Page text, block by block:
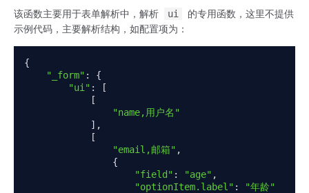
该函数主要用于表单解析中，解析 ui
的专用函数，这里不提供
示例代码，主要解析结构，如配置项为：
{
"_form" :
{
"ui" :
[
[
"name,用户名"
],
[
"email,邮箱" ,
{
"field" : "age" ,
"optionItem.label" :
"年龄"